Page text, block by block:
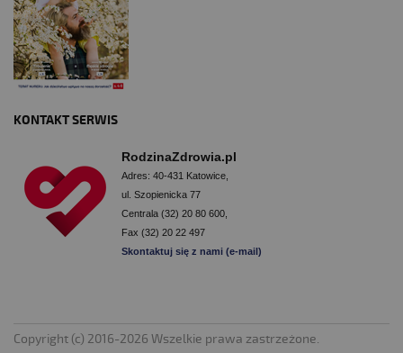
KONTAKT SERWIS
RodzinaZdrowia.pl
Adres: 40-431 Katowice,
ul. Szopienicka 77
Centrala (32) 20 80 600,
Fax (32) 20 22 497
Skontaktuj się z nami (e-mail)
Copyright (c) 2016-2026 Wszelkie prawa zastrzeżone.